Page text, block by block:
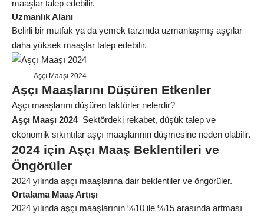
maaşlar talep edebilir.
Uzmanlık Alanı
Belirli bir mutfak ya da yemek tarzında uzmanlaşmış aşçılar
daha yüksek maaşlar talep edebilir.
Aşçı Maaşı 2024
Aşçı Maaşlarını Düşüren Etkenler
Aşçı maaşlarını düşüren faktörler nelerdir?
Aşçı Maaşı 2024Sektördeki rekabet, düşük talep ve
ekonomik sıkıntılar aşçı maaşlarının düşmesine neden olabilir.
2024 için Aşçı Maaş Beklentileri ve
Öngörüler
2024 yılında aşçı maaşlarına dair beklentiler ve öngörüler.
Ortalama Maaş Artışı
2024 yılında aşçı maaşlarının %10 ile %15 arasında artması